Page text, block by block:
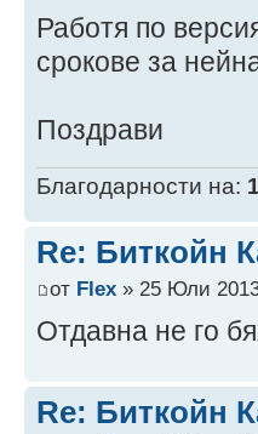
Работя по
срокове за
Поздрави
Благодарности на:
Re: Биткойн
от Flex » 25 Юли
Отдавна не го
Re: Биткойн